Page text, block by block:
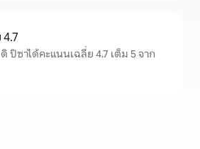
ปิซาได้คะแนนเฉลี่ย 4.7 เต็ม 5 จาก